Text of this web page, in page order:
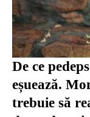
De ce
eșuează.
trebuie să